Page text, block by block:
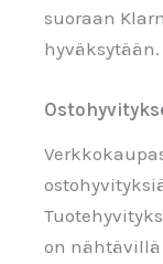
suoraan
hyväksytään.
on